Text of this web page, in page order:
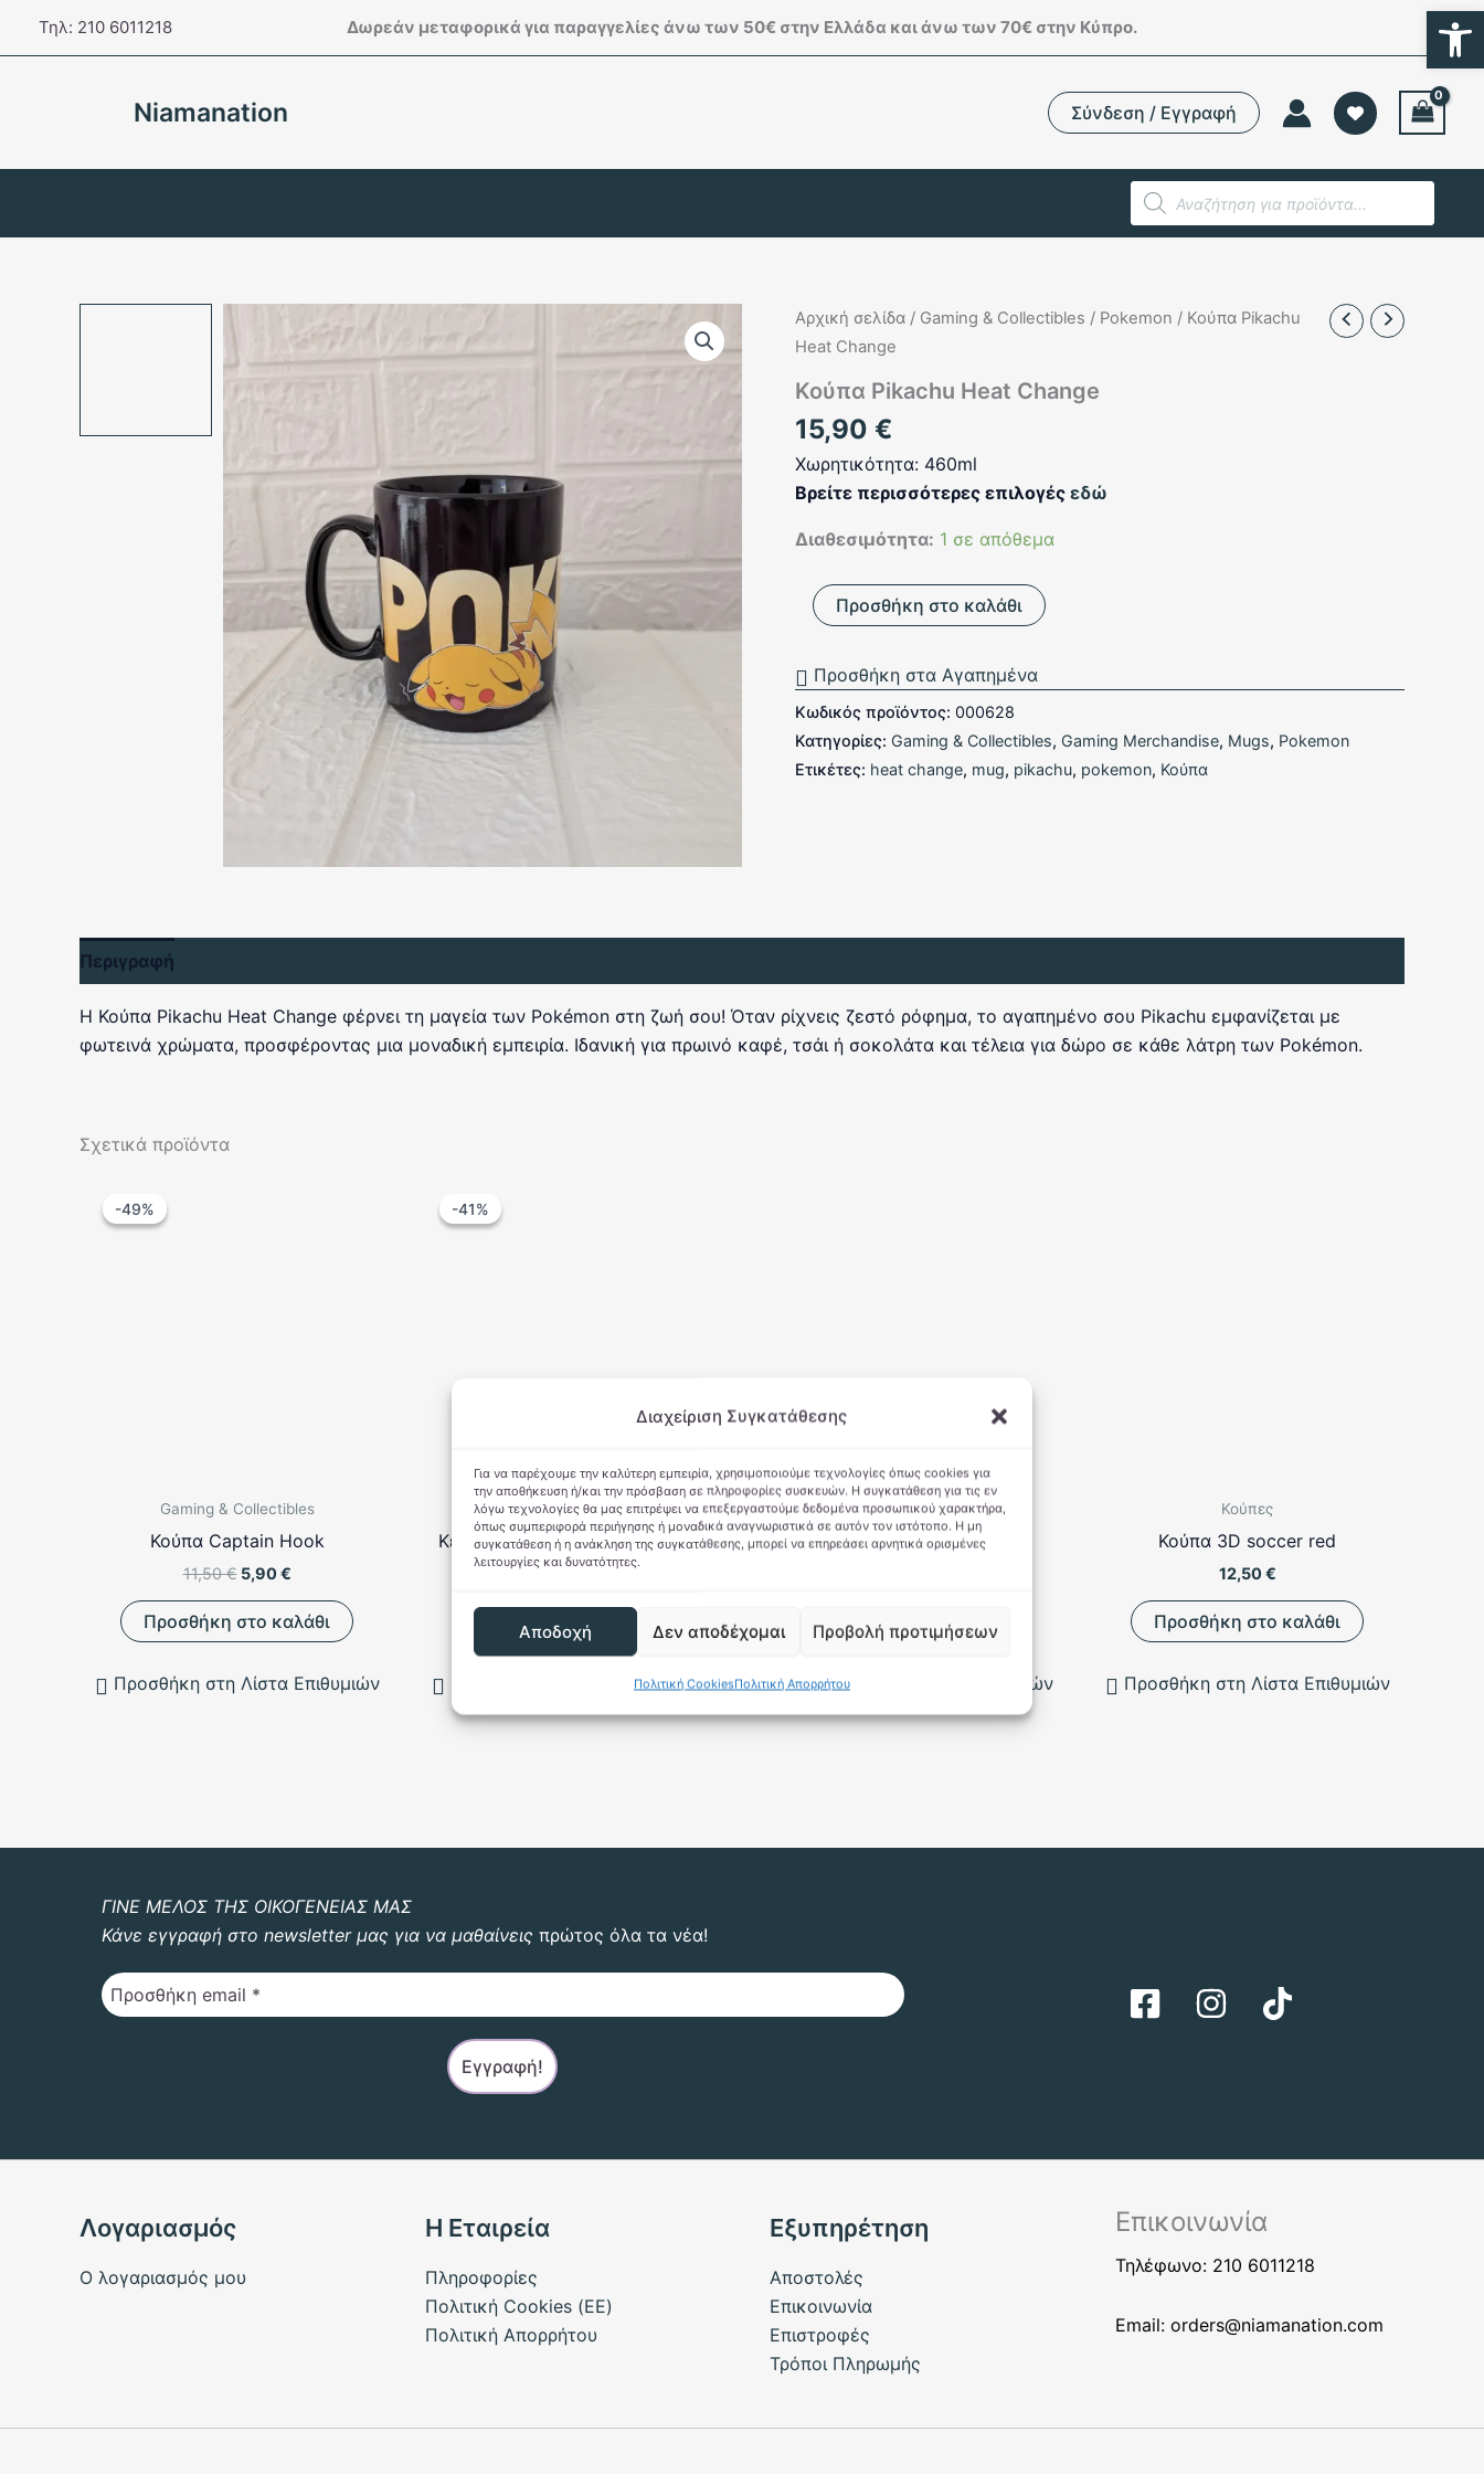
Διαχείριση Συγκατάθεσης
Για να παρέχουμε την καλύτερη εμπειρία, χρησιμοποιούμε τεχνολογίες όπως cookies για
την αποθήκευση ή/και την πρόσβαση σε πληροφορίες συσκευών. Η συγκατάθεση για τις εν
λόγω τεχνολογίες θα μας επιτρέψει να επεξεργαστούμε δεδομένα προσωπικού χαρακτήρα,
όπως συμπεριφορά περιήγησης ή μοναδικά αναγνωριστικά σε αυτόν τον ιστότοπο. Η μη
συγκατάθεση ή η ανάκληση της συγκατάθεσης, μπορεί να επηρεάσει αρνητικά ορισμένες
λειτουργίες και δυνατότητες.
Αποδοχή Δεν αποδέχομαι Προβολή προτιμήσεων
Πολιτική CookiesΠολιτική Απορρήτου
Τηλ: 210 6011218 Δωρεάν μεταφορικά για παραγγελίες άνω των 50€ στην Ελλάδα και άνω των 70€ στην Κύπρο.
Niamanation Σύνδεση / Εγγραφή
Products
search
Αρχική σελίδα / Gaming & Collectibles / Pokemon / Κούπα Pikachu
Heat Change
Κούπα Pikachu Heat Change
15,90 €
Χωρητικότητα: 460ml
Βρείτε περισσότερες επιλογές εδώ
Διαθεσιμότητα: 1 σε απόθεμα
Κούπα
Pikachu
ποσότητα
Προσθήκη στο καλάθι
Προσθήκη στα Αγαπημένα
Κωδικός προϊόντος: 000628
Κατηγορίες: Gaming & Collectibles, Gaming Merchandise, Mugs, Pokemon
Ετικέτες: heat change, mug, pikachu, pokemon, Κούπα
Περιγραφή
Η Κούπα Pikachu Heat Change φέρνει τη μαγεία των Pokémon στη ζωή σου! Όταν ρίχνεις ζεστό ρόφημα, το αγαπημένο σου Pikachu εμφανίζεται με
φωτεινά χρώματα, προσφέροντας μια μοναδική εμπειρία. Ιδανική για πρωινό καφέ, τσάι ή σοκολάτα και τέλεια για δώρο σε κάθε λάτρη των Pokémon.
Σχετικά προϊόντα
-49%
-49%
Gaming & Collectibles
Κούπα Captain Hook
11,50€ Original
11,50 €.
5,90€Η
τιμή
είναι:
Προσθήκη στο καλάθι
Προσθήκη στη Λίστα Επιθυμιών
-41%
-41%
Gaming & Collectibles
Κεραμική Κούπα Powerpuff girls
10,00
Original
was:
10,00 €.
5,90 Η
τιμή
είναι:
5,90 €.
Προσθήκη στο καλάθι
Προσθήκη στη Λίστα Επιθυμιών
Seasonal
Pink Halloween Mug
Προσθήκη στο καλάθι
Προσθήκη στη Λίστα Επιθυμιών
Κούπες
Κούπα 3D soccer red
12,50€
Προσθήκη στο καλάθι
Προσθήκη στη Λίστα Επιθυμιών
ΓΙΝΕ ΜΕΛΟΣ ΤΗΣ ΟΙΚΟΓΕΝΕΙΑΣ ΜΑΣ
Κάνε εγγραφή στο newsletter μας για να μαθαίνεις πρώτος όλα τα νέα!
Λογαριασμός
Ο λογαριασμός μου
Η Εταιρεία
Πληροφορίες
Πολιτική Cookies (ΕΕ)
Πολιτική Απορρήτου
Εξυπηρέτηση
Αποστολές
Επικοινωνία
Επιστροφές
Τρόποι Πληρωμής
Επικοινωνία
Τηλέφωνο: 210 6011218
Email:orders@niamanation.com